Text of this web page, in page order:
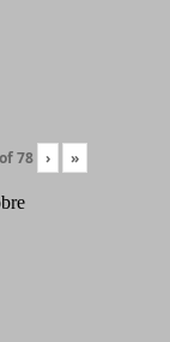
of78 › »